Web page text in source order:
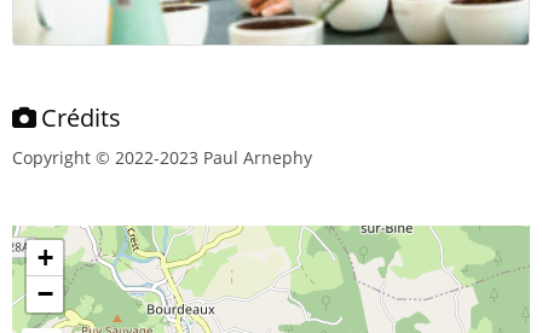
Crédits
Copyright © 2022-2023 Paul Arnephy
+
−